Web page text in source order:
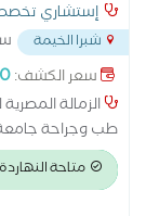
إستشاري
شبرا الخيمة
سعر الكشف:
الزمالة
يد اساتذة طب
تخرجت من كلية
متاحة النهاردة من